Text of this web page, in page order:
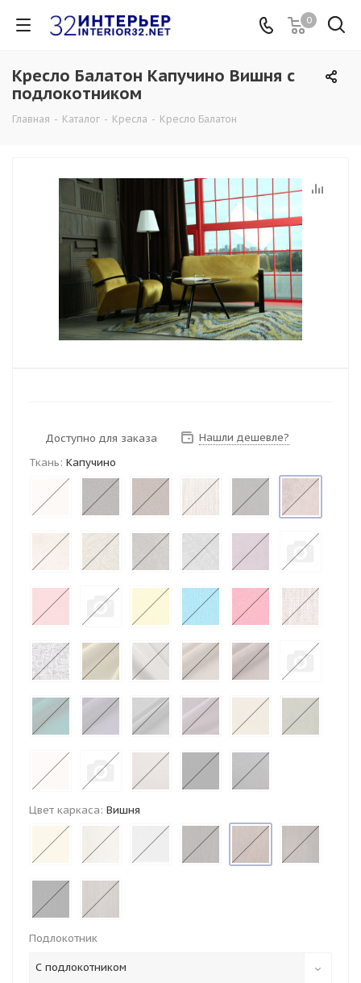
0
Кресло Балатон Капучино Вишня с
подлокотником
Главная - Каталог - Кресла - Кресло Балатон
Доступно для заказа
Нашли дешевле?
Ткань: Капучино
Цвет каркаса: Вишня
Подлокотник
С подлокотником